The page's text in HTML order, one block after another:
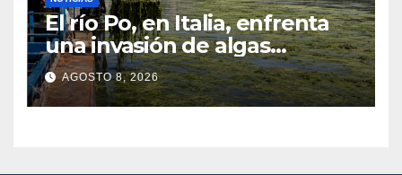
El río Po, en Italia, enfrenta
una invasión de algas
favorecida por el calor y los
residuos agrícolas
AGOSTO 8, 2026